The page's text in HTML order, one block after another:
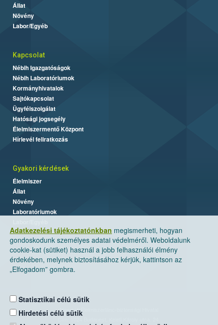
Adatkezelési tájékoztatónkban megismerheti, hogyan
gondoskodunk személyes adatai védelméről. Weboldalunk
cookie-kat (sütiket) használ a jobb felhasználói élmény
érdekében, melynek biztosításához kérjük, kattintson az
„Elfogadom” gombra.
Statisztikai célú sütik
Hirdetési célú sütik
Állat
Növény
Labor/Egyéb
Kapcsolat
Nébih Igazgatóságok
Nébih Laboratóriumok
Kormányhivatalok
Sajtókapcsolat
Ügyfélszolgálat
Hatósági jogsegély
Élelmiszermentő Központ
Hírlevél feliratkozás
Gyakori kérdések
Élelmiszer
Állat
Növény
Laboratóriumok
Nemzeti Élelmiszerlánc-biztonsági Hivatal